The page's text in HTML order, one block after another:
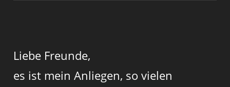
Liebe Freunde,
es ist mein Anliegen, so vielen